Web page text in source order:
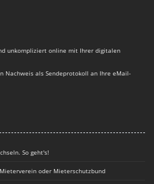
unkompliziert online mit Ihrer digitalen
Nachweis als Sendeprotokoll an Ihre eMail-
So geht's!
oder Mieterschutzbund